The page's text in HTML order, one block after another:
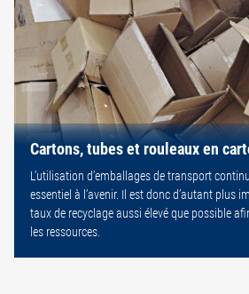
Cartons, tubes et rouleaux en
L’utilisation d’emballages de transport
essentiel à l’avenir. Il est donc d’autant plus
taux de recyclage aussi élevé que possible
les ressources.